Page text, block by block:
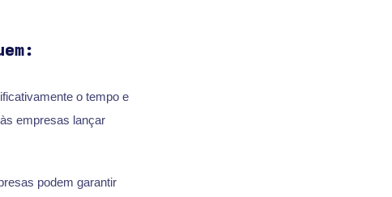
o tempo e
empresas lançar
podem garantir